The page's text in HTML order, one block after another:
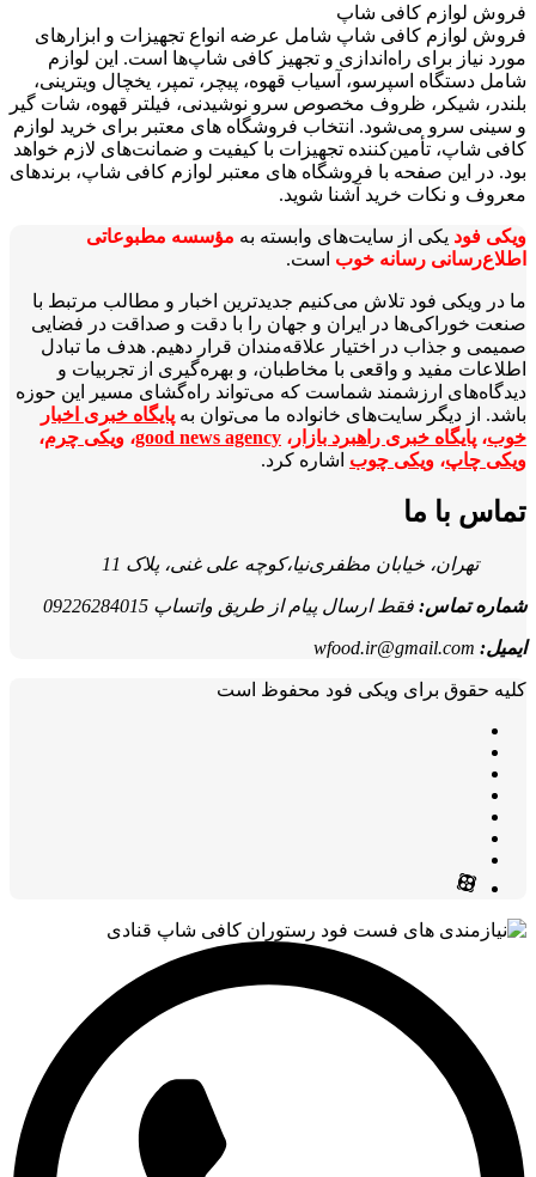
فروش لوازم کافی شاپ
فروش لوازم کافی شاپ شامل عرضه انواع تجهیزات و ابزارهای
مورد نیاز برای راه‌اندازی و تجهیز کافی شاپ‌ها است. این لوازم
شامل دستگاه اسپرسو، آسیاب قهوه، پیچر، تمپر، یخچال ویترینی،
بلندر، شیکر، ظروف مخصوص سرو نوشیدنی، فیلتر قهوه، شات گیر
و سینی سرو می‌شود. انتخاب فروشگاه‌ های معتبر برای خرید لوازم
کافی شاپ، تأمین‌کننده تجهیزات با کیفیت و ضمانت‌های لازم خواهد
بود. در این صفحه با فروشگاه‌ های معتبر لوازم کافی شاپ، برندهای
معروف و نکات خرید آشنا شوید.
ویکی‌ فود یکی از سایت‌های وابسته به مؤسسه مطبوعاتی
اطلاع‌رسانی رسانه خوب است.
ما در ویکی‌ فود تلاش می‌کنیم جدیدترین اخبار و مطالب مرتبط با
صنعت خوراکی‌ها در ایران و جهان را با دقت و صداقت در فضایی
صمیمی و جذاب در اختیار علاقه‌مندان قرار دهیم. هدف ما تبادل
اطلاعات مفید و واقعی با مخاطبان، و بهره‌گیری از تجربیات و
دیدگاه‌های ارزشمند شماست که می‌تواند راه‌گشای مسیر این حوزه
باشد. از دیگر سایت‌های خانواده ما می‌توان به پایگاه خبری اخبار
خوب، پایگاه خبری راهبرد بازار ، good news agency، ویکی چرم،
ویکی چاپ، ویکی چوب اشاره کرد.
تماس با ما
تهران، خیابان مظفری‌نیا،کوچه علی غنی، پلاک 11
شماره تماس: فقط ارسال پیام از طریق واتساپ 09226284015
ایمیل: wfood.ir@gmail.com
کلیه حقوق برای ویکی فود محفوظ است